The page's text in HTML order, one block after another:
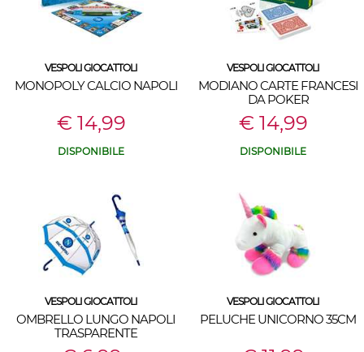
VESPOLI GIOCATTOLI
MONOPOLY CALCIO NAPOLI
€ 14,99
DISPONIBILE
VESPOLI GIOCATTOLI
MODIANO CARTE FRANCESI
DA POKER
€ 14,99
DISPONIBILE
VESPOLI GIOCATTOLI
OMBRELLO LUNGO NAPOLI
TRASPARENTE
VESPOLI GIOCATTOLI
PELUCHE UNICORNO 35CM